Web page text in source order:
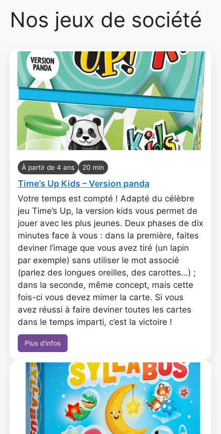
Nos jeux de société
À partir de 4 ans 20 min
Time’s Up Kids – Version panda
Votre temps est compté ! Adapté du célèbre
jeu Time’s Up, la version kids vous permet de
jouer avec les plus jeunes. Deux phases de dix
minutes face à vous : dans la première, faites
deviner l’image que vous avez tiré (un lapin
par exemple) sans utiliser le mot associé
(parlez des longues oreilles, des carottes…) ;
dans la seconde, même concept, mais cette
fois-ci vous devez mimer la carte. Si vous
avez réussi à faire deviner toutes les cartes
dans le temps imparti, c’est la victoire !
Plus d'infos